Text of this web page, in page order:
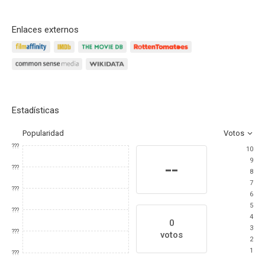
Enlaces externos
Estadísticas
Popularidad Votos
???
???
???
???
???
???
--
0
votos
10
9
8
7
6
5
4
3
2
1